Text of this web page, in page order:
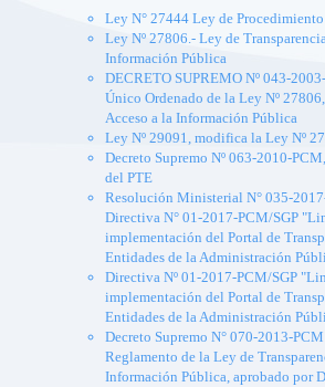
Ley N° 27444 Ley de
Ley Nº 27806.- Ley de
Información Pública
DECRETO SUPREMO Nº 043-
Único Ordenado de la Ley Nº
Acceso a la Información Pública
Ley Nº 29091, modifica la Ley Nº
Decreto Supremo Nº 063-2010-
del PTE
Resolución Ministerial N° 035-
Directiva N° 01-2017-PCM/SGP
implementación del Portal de
Entidades de la Administración
Directiva Nº 01-2017-PCM/SGP
implementación del Portal de
Entidades de la Administración
Decreto Supremo N° 070-2013-
Reglamento de la Ley de
Información Pública, aprobado por